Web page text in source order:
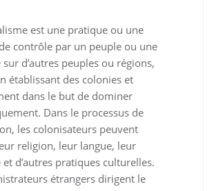
est une pratique ou une
contrôle par un peuple ou une
sur d’autres peuples ou régions,
établissant des colonies et
dans le but de dominer
Dans le processus de
les colonisateurs peuvent
religion, leur langue, leur
d’autres pratiques culturelles.
étrangers dirigent le